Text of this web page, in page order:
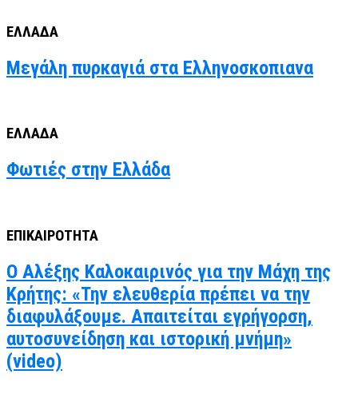
ΕΛΛΑΔΑ
Μεγάλη πυρκαγιά στα Ελληνοσκοπιανα
ΕΛΛΑΔΑ
Φωτιές στην Ελλάδα
ΕΠΙΚΑΙΡΟΤΗΤΑ
Ο Αλέξης Καλοκαιρινός για την Μάχη της
Κρήτης: «Την ελευθερία πρέπει να την
διαφυλάξουμε. Απαιτείται εγρήγορση,
αυτοσυνείδηση και ιστορική μνήμη»
(video)